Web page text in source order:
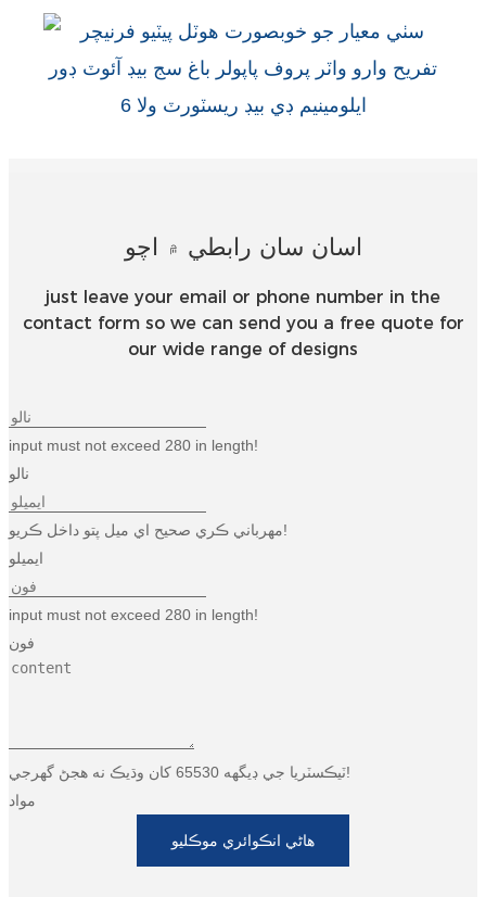
اسان سان رابطي ۾ اچو
just leave your email or phone number in the
contact form so we can send you a free quote for
our wide range of designs
input must not exceed 280 in length!
نالو
مهرباني ڪري صحيح اي ميل پتو داخل ڪريو!
ايميلو
input must not exceed 280 in length!
فون
ٽيڪسٽريا جي ڊيگهه 65530 کان وڌيڪ نه هجڻ گهرجي!
مواد
هاڻي انڪوائري موڪليو